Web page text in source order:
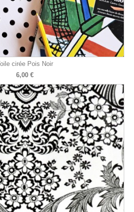
cirée Pois Noir
6,00 €